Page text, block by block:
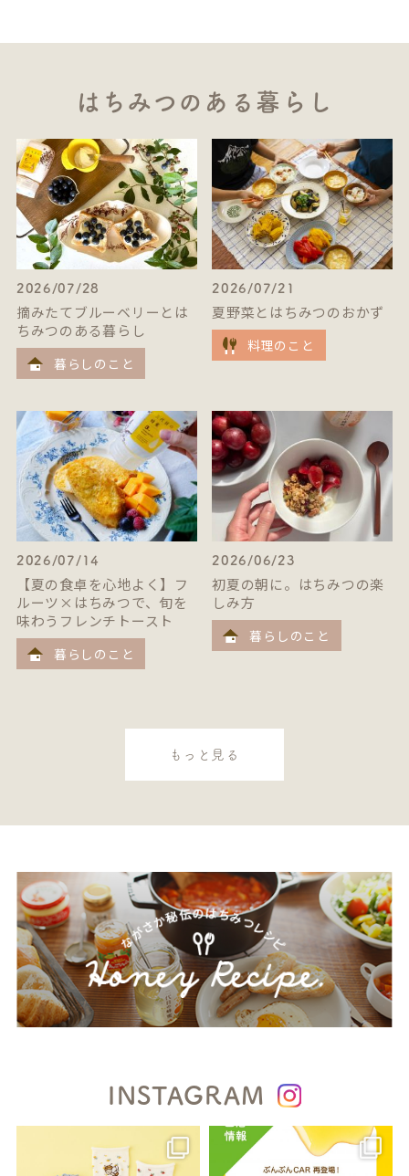
はちみつのある暮らし
2026/07/28
摘みたてブルーベリーとは
ちみつのある暮らし
暮らしのこと
2026/07/21
夏野菜とはちみつのおかず
料理のこと
2026/07/14
【夏の食卓を心地よく】フ
ルーツ×はちみつで、旬を
味わうフレンチトースト
暮らしのこと
2026/06/23
初夏の朝に。はちみつの楽
しみ方
暮らしのこと
もっと見る
INSTAGRAM